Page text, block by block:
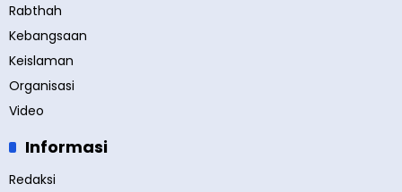
Rabthah
Kebangsaan
Keislaman
Organisasi
Video
Informasi
Redaksi